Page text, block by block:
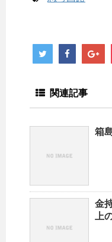
関連記事
箱
金
上